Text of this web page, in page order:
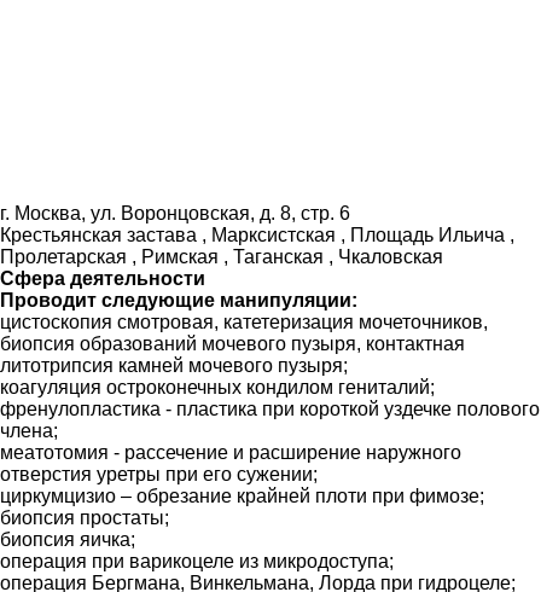
г. Москва, ул. Воронцовская, д. 8, стр. 6
Крестьянская застава , Марксистская , Площадь Ильича ,
Пролетарская , Римская , Таганская , Чкаловская
Сфера деятельности
Проводит следующие манипуляции:
цистоскопия смотровая, катетеризация мочеточников,
биопсия образований мочевого пузыря, контактная
литотрипсия камней мочевого пузыря;
коагуляция остроконечных кондилом гениталий;
френулопластика - пластика при короткой уздечке полового
члена;
меатотомия - рассечение и расширение наружного
отверстия уретры при его сужении;
циркумцизио – обрезание крайней плоти при фимозе;
биопсия простаты;
биопсия яичка;
операция при варикоцеле из микродоступа;
операция Бергмана, Винкельмана, Лорда при гидроцеле;